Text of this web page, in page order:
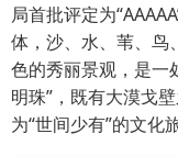
局首批评定为
体，沙、水、苇、鸟
色的秀丽景观，是一
明珠”，既有大漠戈
为“世间少有”的文化